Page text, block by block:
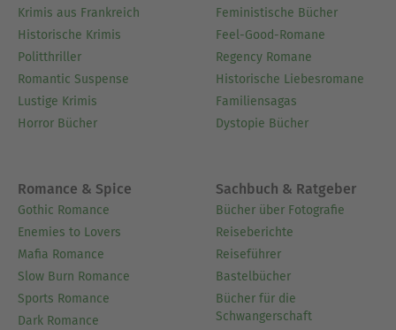
Krimis aus Frankreich
Historische Krimis
Politthriller
Romantic Suspense
Lustige Krimis
Horror Bücher
Feministische Bücher
Feel-Good-Romane
Regency Romane
Historische Liebesromane
Familiensagas
Dystopie Bücher
Romance & Spice
Gothic Romance
Enemies to Lovers
Mafia Romance
Slow Burn Romance
Sports Romance
Dark Romance
Sachbuch & Ratgeber
Bücher über Fotografie
Reiseberichte
Reiseführer
Bastelbücher
Bücher für die
Schwangerschaft